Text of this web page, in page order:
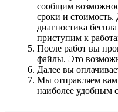
сообщим
сроки и
диагностика
приступим к
После работ вы
файлы. Это
Далее вы
Мы отправляем
наиболее удобным